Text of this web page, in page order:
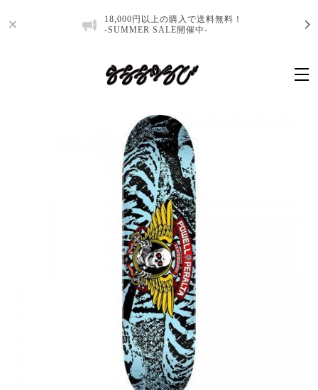
18,000円以上の購入で送料無料！
-SUMMER SALE開催中-